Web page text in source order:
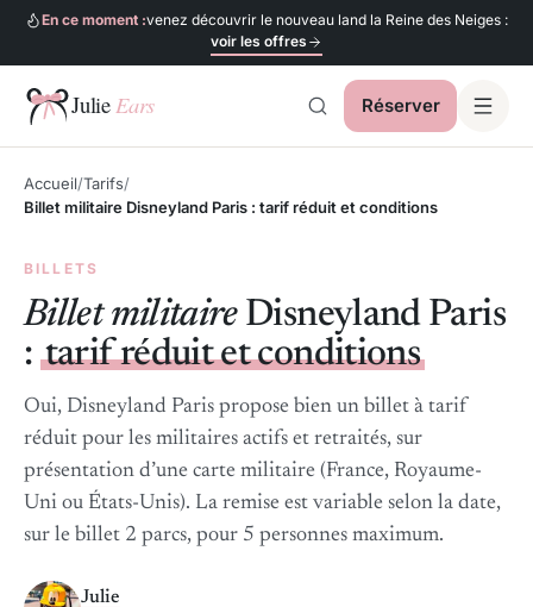
En ce moment :venez découvrir le nouveau land la Reine des Neiges :
voir les offres
Julie Ears
Réserver
Accueil Tarifs
Billet militaire Disneyland Paris : tarif réduit et conditions
BILLETS
Billet militaireDisneyland Paris
: tarif réduit et conditions
Oui, Disneyland Paris propose bien un billet à tarif
réduit pour les militaires actifs et retraités, sur
présentation d’une carte militaire (France, Royaume-
Uni ou États-Unis). La remise est variable selon la date,
sur le billet 2 parcs, pour 5 personnes maximum.
Julie